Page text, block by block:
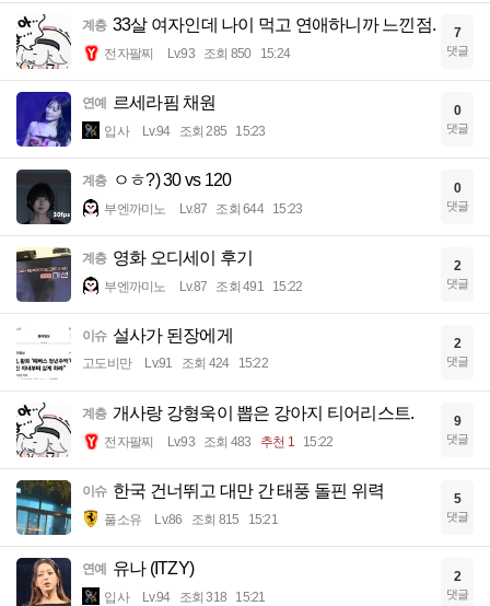
계층 33살 여자인데 나이 먹고 연애하니까 느낀점.
전자팔찌 Lv.93 조회 850 15:24
7
댓글
연예 르세라핌 채원
입사 Lv.94 조회 285 15:23
0
댓글
계층 ㅇㅎ?) 30 vs 120
부엔까미노 Lv.87 조회 644 15:23
0
댓글
계층 영화 오디세이 후기
부엔까미노 Lv.87 조회 491 15:22
2
댓글
이슈 설사가 된장에게
고도비만 Lv.91 조회 424 15:22
2
댓글
계층 개사랑 강형욱이 뽑은 강아지 티어리스트.
전자팔찌 Lv.93 조회 483 추천 1 15:22
9
댓글
이슈 한국 건너뛰고 대만 간 태풍 돌핀 위력
풀소유 Lv.86 조회 815 15:21
5
댓글
연예 유나 (ITZY)
입사 Lv.94 조회 318 15:21
2
댓글